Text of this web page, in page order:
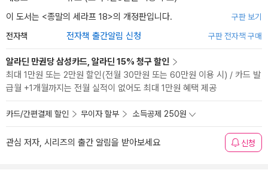
이 도서는 <종말의 세라프 18>의 개정판입니다. 구판 보기
전자책 전자책 출간알림 신청 구판 전자책 구매
알라딘 만권당 삼성카드, 알라딘 15% 청구 할인
최대 1만원 또는 2만원 할인(전월 30만원 또는 60만원 이용 시) / 카드 발
급월 +1개월까지는 전월 실적이 없어도 최대 1만원 혜택 제공
카드/간편결제 할인 무이자 할부 소득공제 250원
관심 저자, 시리즈의 출간 알림을 받아보세요 신청